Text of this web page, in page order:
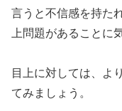
言うと不信感を持た
上問題があることに
目上に対しては、よ
てみましょう。